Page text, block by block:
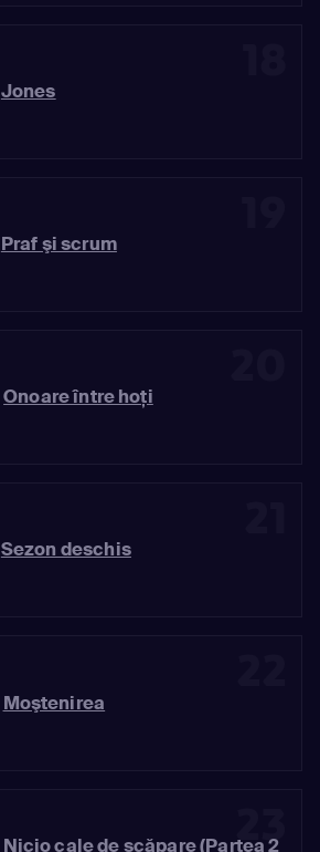
Jones
Praf şi scrum
Onoare între hoţi
Sezon deschis
Moştenirea
23
Nicio cale de scăpare (Partea 2